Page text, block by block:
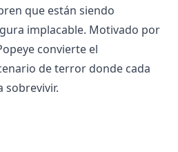
que están siendo
implacable. Motivado por
convierte el
de terror donde cada
sobrevivir.